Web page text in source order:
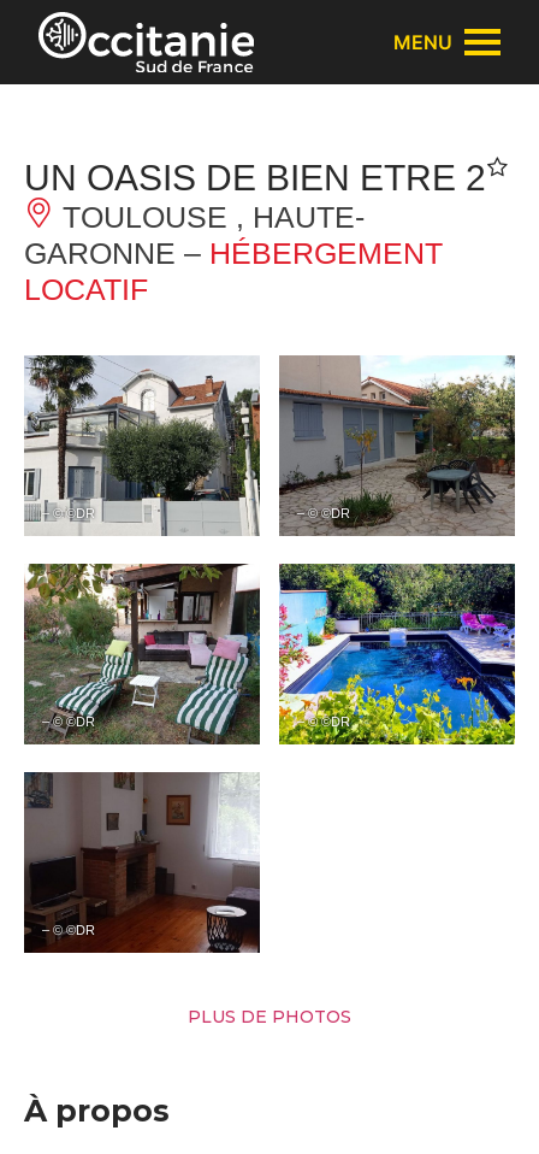
Panneau de gestion des cookies
MENU
UN OASIS DE BIEN ETRE 2
TOULOUSE , HAUTE-
GARONNE – HÉBERGEMENT
LOCATIF
– © ©DR – © ©DR
– © ©DR – © ©DR
– © ©DR
PLUS DE PHOTOS
À propos